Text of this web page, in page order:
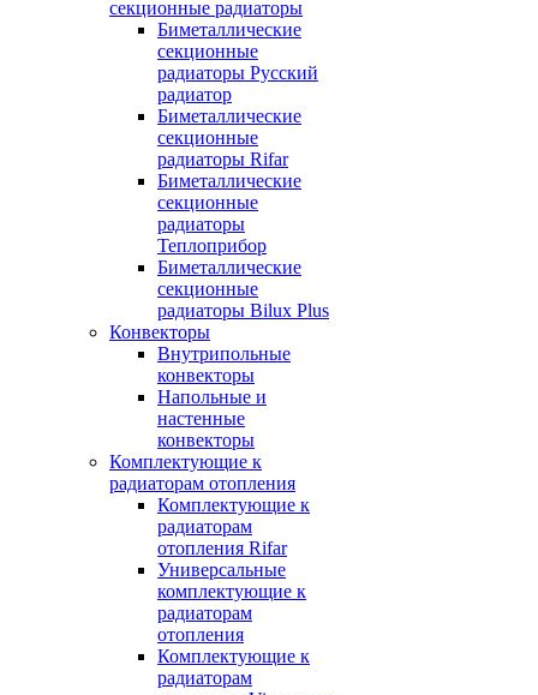
секционные радиаторы
Биметаллические
секционные
радиаторы Русский
радиатор
Биметаллические
секционные
радиаторы Rifar
Биметаллические
секционные
радиаторы
Теплоприбор
Биметаллические
секционные
радиаторы Bilux Plus
Конвекторы
Внутрипольные
конвекторы
Напольные и
настенные
конвекторы
Комплектующие к
радиаторам отопления
Комплектующие к
радиаторам
отопления Rifar
Универсальные
комплектующие к
радиаторам
отопления
Комплектующие к
радиаторам